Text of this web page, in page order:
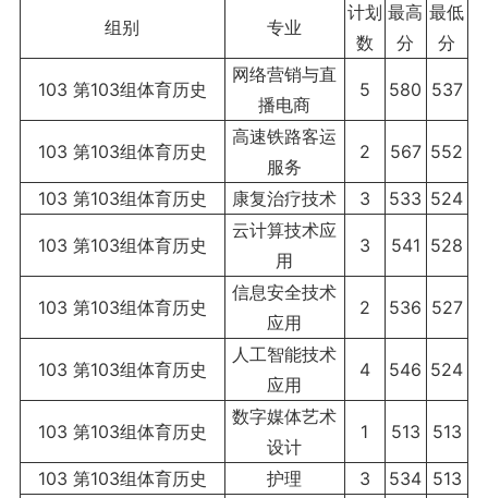
组别 专业
计划
数
最高
分
最低
分
103 第103组体育历史
网络营销与直
播电商
5 580 537
103 第103组体育历史
高速铁路客运
服务
2 567 552
103 第103组体育历史 康复治疗技术 3 533 524
103 第103组体育历史
云计算技术应
用
3 541 528
103 第103组体育历史
信息安全技术
应用
2 536 527
103 第103组体育历史
人工智能技术
应用
4 546 524
103 第103组体育历史
数字媒体艺术
设计
1 513 513
103 第103组体育历史 护理 3 534 513